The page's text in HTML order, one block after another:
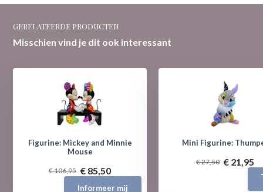
GERELATEERDE PRODUCTEN
Misschien vind je dit ook interessant
Figurine: Mickey and Minnie
Mouse
€ 106,95 € 85,50
Informeer mij
Mini Figurine:
€ 27,50 € 21,95